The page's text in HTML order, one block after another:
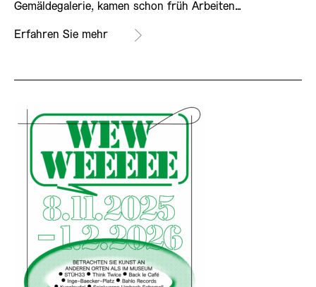
Gemäldegalerie, kamen schon früh Arbeiten…
Erfahren Sie mehr